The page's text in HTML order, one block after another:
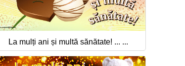
La mulți ani și multă sănătate! ... ...